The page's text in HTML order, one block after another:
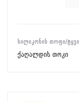
ᲡᲘᲚᲘᲙᲝᲜᲘᲡ ᲗᲝᲤᲘ/
ქაღალდის თოკი